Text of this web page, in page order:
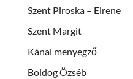
Szent Piroska – Eirene
Szent Margit
Kánai menyegző
Boldog Özséb